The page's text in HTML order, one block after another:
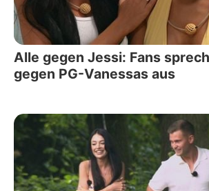
Alle gegen Jessi: Fans
gegen PG-Vanessas aus